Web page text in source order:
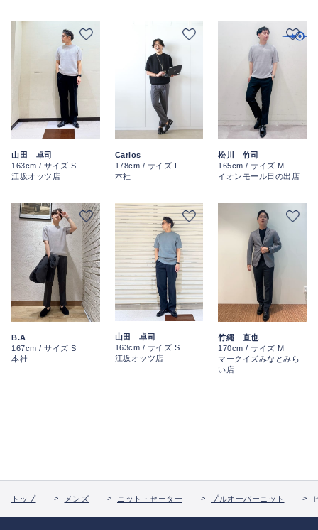
山田 卓司
163cm / サイズ S
江坂オッツ店
Carlos
178cm / サイズ L
本社
松川 竹司
165cm / サイズ M
イオンモール日の出店
B.A
167cm / サイズ S
本社
山田 卓司
163cm / サイズ S
江坂オッツ店
竹縄 直也
170cm / サイズ M
マークイズみなとみら
い店
トップ メンズ ニット・セーター プルオーバーニット